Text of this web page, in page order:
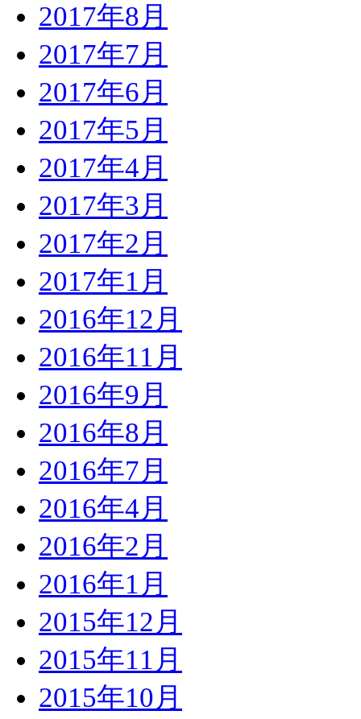
2017年8月
2017年7月
2017年6月
2017年5月
2017年4月
2017年3月
2017年2月
2017年1月
2016年12月
2016年11月
2016年9月
2016年8月
2016年7月
2016年4月
2016年2月
2016年1月
2015年12月
2015年11月
2015年10月